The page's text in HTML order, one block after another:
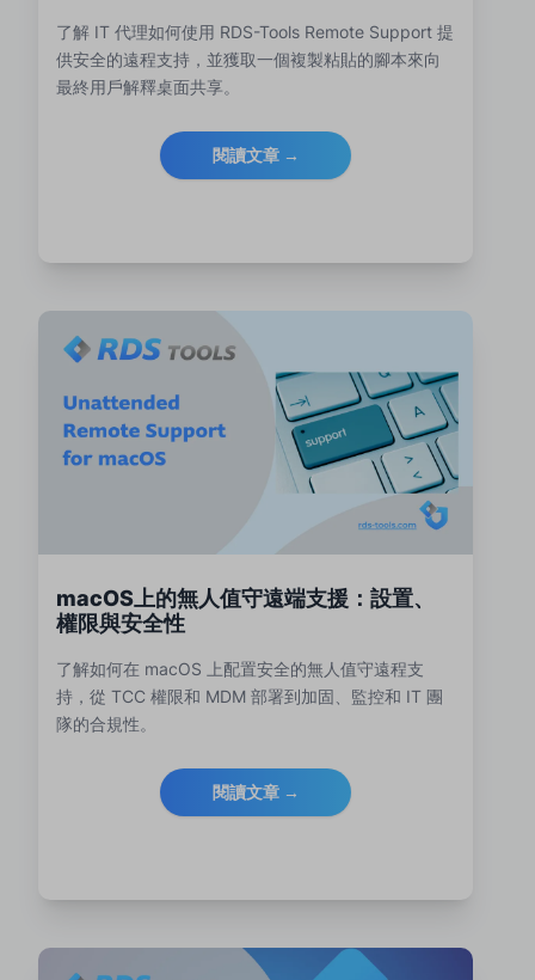
了解 IT 代理如何使用 RDS-Tools Remote Support 提
供安全的遠程支持，並獲取一個複製粘貼的腳本來向
最終用戶解釋桌面共享。
閱讀文章 →
macOS上的無人值守遠端支援：設置、
權限與安全性
了解如何在 macOS 上配置安全的無人值守遠程支
持，從 TCC 權限和 MDM 部署到加固、監控和 IT 團
隊的合規性。
閱讀文章 →